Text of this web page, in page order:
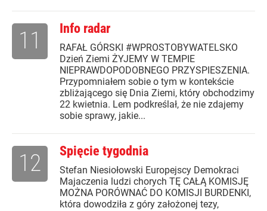
Info radar
RAFAŁ GÓRSKI #WPROSTOBYWATELSKO
Dzień Ziemi ŻYJEMY W TEMPIE
NIEPRAWDOPODOBNEGO PRZYSPIESZENIA.
Przypomniałem sobie o tym w kontekście
zbliżającego się Dnia Ziemi, który obchodzimy
22 kwietnia. Lem podkreślał, że nie zdajemy
sobie sprawy, jakie...
11
Spięcie tygodnia
Stefan Niesiołowski Europejscy Demokraci
Majaczenia ludzi chorych TĘ CAŁĄ KOMISJĘ
MOŻNA PORÓWNAĆ DO KOMISJI BURDENKI,
która dowodziła z góry założonej tezy,
12